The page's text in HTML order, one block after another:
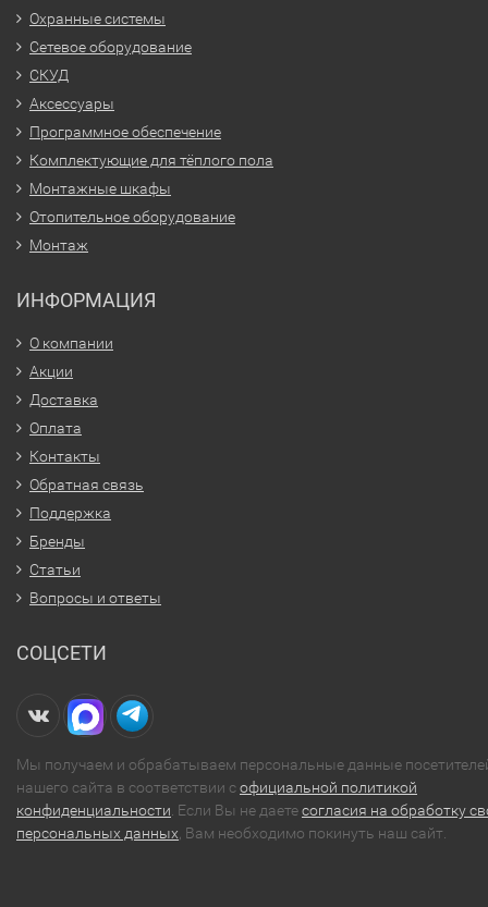
Охранные системы
Сетевое оборудование
СКУД
Аксессуары
Программное обеспечение
Комплектующие для тёплого пола
Монтажные шкафы
Отопительное оборудование
Монтаж
ИНФОРМАЦИЯ
О компании
Акции
Доставка
Оплата
Контакты
Обратная связь
Поддержка
Бренды
Статьи
Вопросы и ответы
СОЦСЕТИ
Мы получаем и обрабатываем персональные данные
нашего сайта в соответствии софициальной политикой
конфиденциальности . Если Вы не даетесогласия на обработку
персональных данных , Вам необходимо покинуть наш сайт.